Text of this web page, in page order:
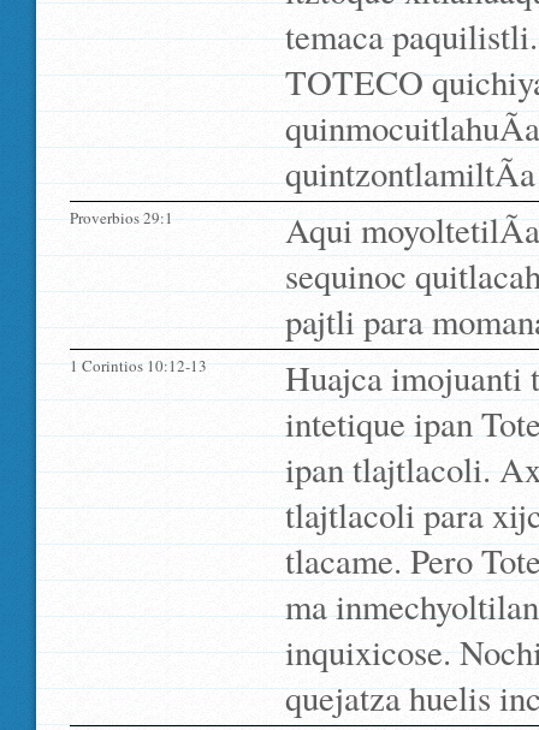
temaca
TOTECO
Proverbios 29:1
Aqui
sequinoc
pajtli para
1 Corintios 10:12-13
Huajca imojuanti
intetique ipan
ipan tlajtlacoli.
tlajtlacoli para
tlacame. Pero
ma
inquixicose.
quejatza huelis